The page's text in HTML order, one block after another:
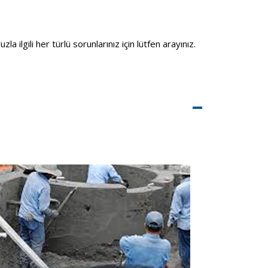
ilgili her türlü sorunlarınız için lütfen arayınız.
–